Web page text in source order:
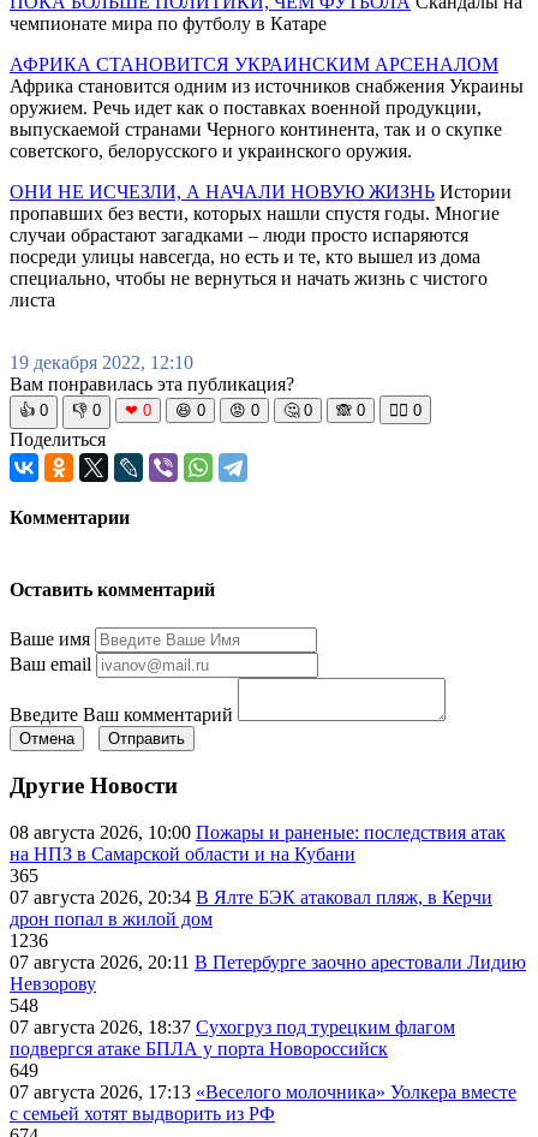
чемпионате мира по футболу в Катаре
АФРИКА СТАНОВИТСЯ УКРАИНСКИМ АРСЕНАЛОМ
Африка становится одним из источников снабжения Украины
оружием. Речь идет как о поставках военной продукции,
выпускаемой странами Черного континента, так и о скупке
советского, белорусского и украинского оружия.
ОНИ НЕ ИСЧЕЗЛИ, А НАЧАЛИ НОВУЮ ЖИЗНЬ Истории
пропавших без вести, которых нашли спустя годы. Многие
случаи обрастают загадками – люди просто испаряются
посреди улицы навсегда, но есть и те, кто вышел из дома
специально, чтобы не вернуться и начать жизнь с чистого
листа
19 декабря 2022, 12:10
Вам понравилась эта публикация?
👍 0 👎 0 ❤ 0 😆 0 😡 0 🤔 0 🙈 0 🧘‍♀️ 0
Поделиться
Комментарии
Оставить комментарий
Ваше имя
Ваш email
Введите Ваш комментарий
Отмена Отправить
Другие Новости
08 августа 2026, 10:00 Пожары и раненые: последствия атак
на НПЗ в Самарской области и на Кубани
365
07 августа 2026, 20:34 В Ялте БЭК атаковал пляж, в Керчи
дрон попал в жилой дом
1236
07 августа 2026, 20:11 В Петербурге заочно арестовали Лидию
Невзорову
548
07 августа 2026, 18:37 Сухогруз под турецким флагом
подвергся атаке БПЛА у порта Новороссийск
649
07 августа 2026, 17:13 «Веселого молочника» Уолкера вместе
с семьей хотят выдворить из РФ